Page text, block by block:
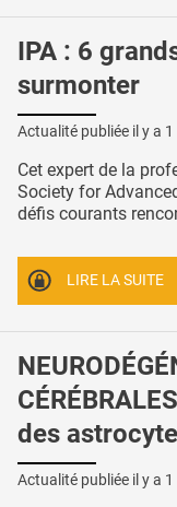
IPA : 6
surmonter
Actualité publiée il y a 1
Cet expert de la
Society for
défis courants
LIRE LA SUITE
des
Actualité publiée il y a 1